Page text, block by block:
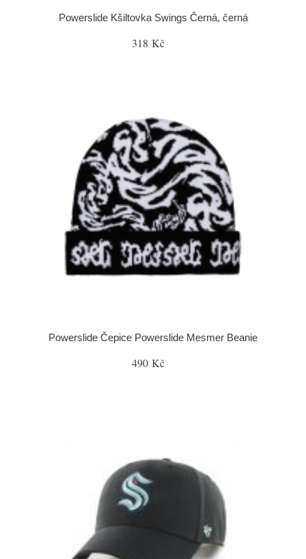
Powerslide Kšiltovka Swings Černá, černá
318 Kč
Powerslide Čepice Powerslide Mesmer Beanie
490 Kč